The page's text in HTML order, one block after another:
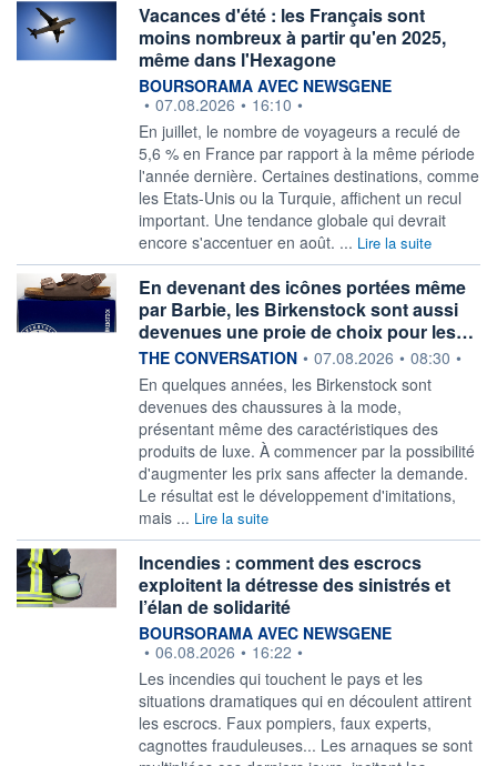
Vacances d'été : les Français sont
moins nombreux à partir qu'en 2025,
même dans l'Hexagone
information fournie par
BOURSORAMA AVEC NEWSGENE
• 07.08.2026 • 16:10 •
En juillet, le nombre de voyageurs a reculé de
5,6 % en France par rapport à la même période
l'année dernière. Certaines destinations, comme
les Etats-Unis ou la Turquie, affichent un recul
important. Une tendance globale qui devrait
encore s'accentuer en août. ... Lire la suite
En devenant des icônes portées même
par Barbie, les Birkenstock sont aussi
devenues une proie de choix pour les…
information fournie par
THE CONVERSATION • 07.08.2026 • 08:30 •
En quelques années, les Birkenstock sont
devenues des chaussures à la mode,
présentant même des caractéristiques des
produits de luxe. À commencer par la possibilité
d'augmenter les prix sans affecter la demande.
Le résultat est le développement d'imitations,
mais ... Lire la suite
Incendies : comment des escrocs
exploitent la détresse des sinistrés et
l’élan de solidarité
information fournie par
BOURSORAMA AVEC NEWSGENE
• 06.08.2026 • 16:22 •
Les incendies qui touchent le pays et les
situations dramatiques qui en découlent attirent
les escrocs. Faux pompiers, faux experts,
cagnottes frauduleuses... Les arnaques se sont